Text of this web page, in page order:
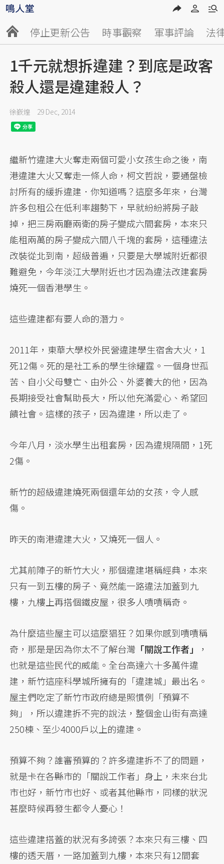
停止更新公告 時事觀察 軍事評論 法
1千元就想拆違建？到底是政客
殺人還是違建殺人？
徐嶔煌 29 Dec, 2014
繼新竹違建大火奪走兩個可愛小女孩生命之後，南
港違建大火又奪走一條人命，柯文哲說，要通盤檢
討所有的緩拆違建．你知道嗎？這麼多年來，台灣
許多包租公在低利率趨勢下，早就紛紛將房子敲
掉，把三房兩廳兩衛的房子變成六間套房，本來只
能租兩萬的房子變成六間八千塊的套房，這種違法
改裝從北到南，超級普遍，只要是大學城附近都很
難避免，今年淡江大學附近也才因為違法改建套房
燒死一個香港學生。
這些違建都有要人命的潛力。
2011年，東華大學校外民營違建學生宿舍大火，1
死12傷。死的是社工系的學生徐耀霆。一個身世孤
苦、自小父母雙亡、由外公、外婆養大的他，因為
長期接受社會幫助長大，所以他充滿愛心、希望回
饋社會。這樣的孩子，因為違建，所以走了。
今年八月，淡水學生出租套房，因為違規隔間，1死
2傷。
新竹的超級違建燒死兩個還年幼的女孩，令人感
傷。
昨天的南港違建大火，又燒死一個人。
尤其前陣子的新竹大火，那個違建堪稱經典，本來
只有一到五樓的房子、竟然能一路違法加蓋到九
樓，九樓上再搭個鐵皮屋，很多人嘖嘖稱奇。
為什麼這些屋主可以這麼猖狂？如果你感到嘖嘖稱
奇，那是是因為你太不了解台灣 「關說工作者」
，
也就是這些民代的威能。全台高達六十多萬件違
建，新竹這座科學城所擁有的「違建城」最出名。
屋主們吃定了新竹市政府總是照慣例「預算不
夠」，所以違建拆不完的說法，整個金山街有高達
250棟、至少4000戶以上的違建。
預算不夠？誰審預算的？許多違建拆不了的問題，
就是卡在各縣市的「關說工作者」身上，未來台北
市也好，新竹市也好、或者其他縣市，同樣的狀況
甚麼時候再發生都令人憂心！
這些違建搭蓋的狀況有多誇張？本來只有三樓、四
樓的透天厝，一路加蓋到九樓，本來只有12間套